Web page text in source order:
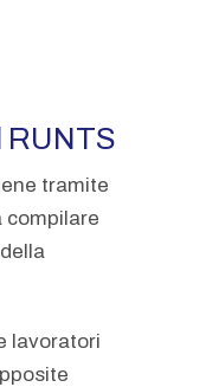
RUNTS
tramite
compilare
lavoratori